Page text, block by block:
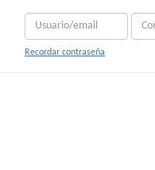
Recordar contraseña